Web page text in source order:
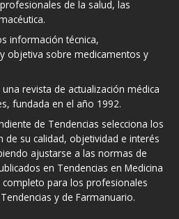
de la salud, las
información técnica,
objetiva sobre medicamentos y
revista de actualización médica
fundada en el año 1992.
de Tendencias selecciona los
de su calidad, objetividad e interés
ajustarse a las normas de
en Tendencias en Medicina
para los profesionales
y de Farmanuario.